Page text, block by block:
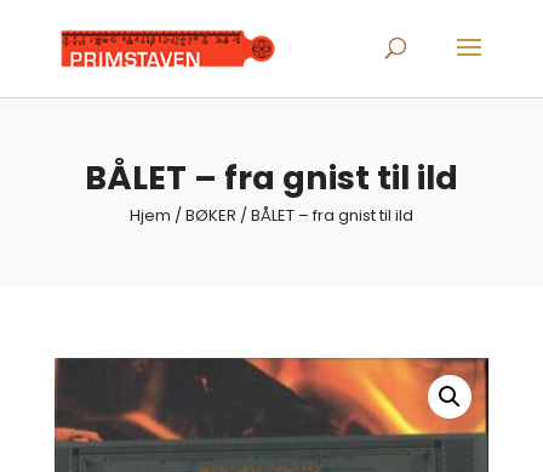
search
BÅLET – fra gnist til ild
Hjem /BØKER / BÅLET – fra gnist til ild